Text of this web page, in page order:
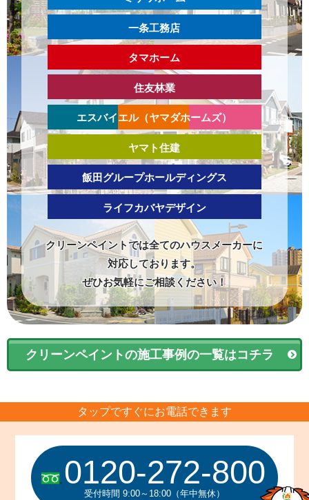
一条工務店
タマホーム
住友林業
エスバイエル（ヤマダホームズ）
ヤマト住建
飯田グループホールディングス
ライフカバヤデザイン
クリーンペイントでは全てのハウスメーカーに
対応しております。
ぜひお気軽にご相談ください！
クリーンペイントの施工事例の一覧はコチラ
タップですぐにお電話できます
0120-272-800
受付時間 9:00～18:00（年中無休）